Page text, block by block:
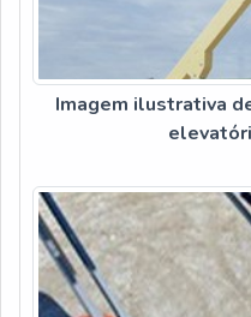
Imagem ilustrativa